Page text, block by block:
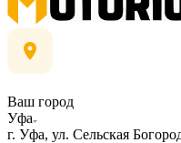
Ваш город
Уфа
г. Уфа, ул. Сельская